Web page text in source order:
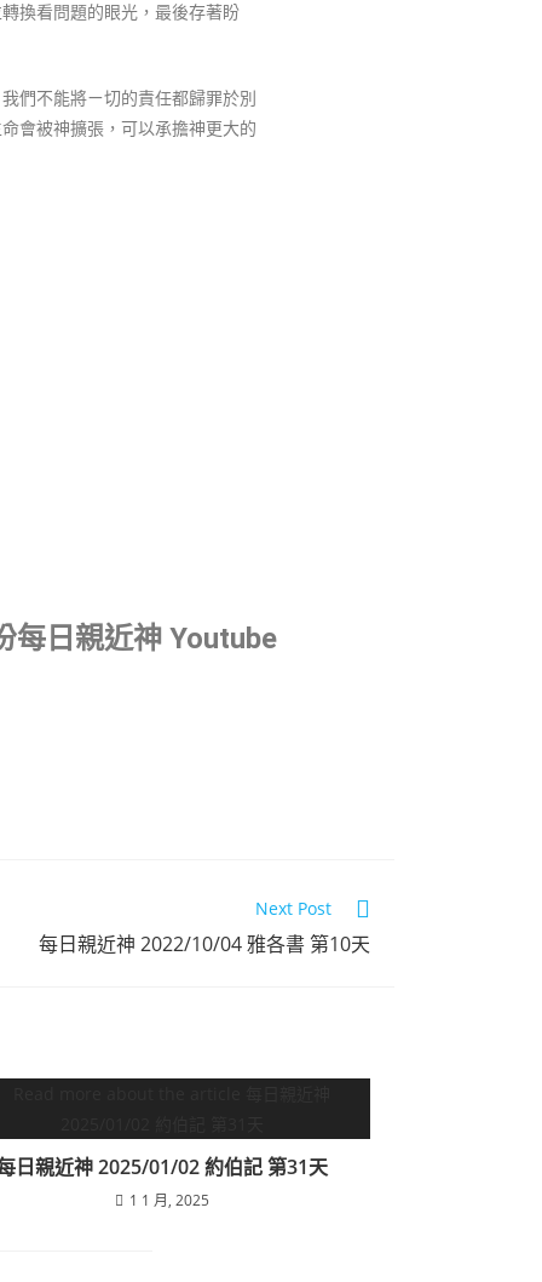
換看問題的眼光，最後存著盼
們不能將ㄧ切的責任都歸罪於別
會被神擴張，可以承擔神更大的
每日親近神 Youtube
Next Post
每日親近神 2022/10/04 雅各書 第10天
日親近神 2025/01/02 約伯記 第31天
1 1 月, 2025